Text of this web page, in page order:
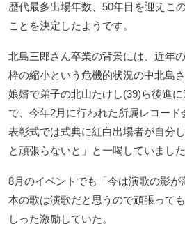
歴代最多出場年数、50年目を迎えこ
ことを決定したようです。
北島三郎さん卒業の背景には、近年
枠の縮小という危機的状況の中北島
娘婿で弟子の北山たけし(39)ら後進
で、今年2月に行われた所属レコー
表彰式では式典に紅白出場者が自分
と頑張らないと」と一喝していました
8月のイベントでも「今は演歌の影が
本の歌は演歌だと思うので頑張って
しった激励していた。